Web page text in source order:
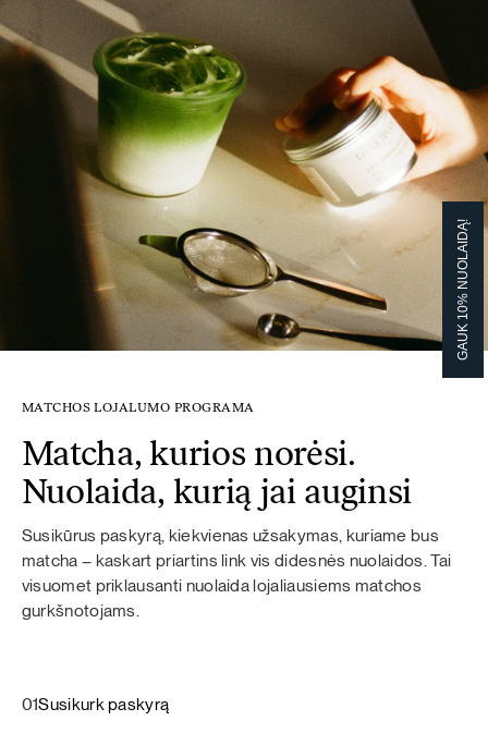
MATCHOS LOJALUMO PROGRAMA
Matcha, kurios norėsi.
Nuolaida, kurią jai auginsi
Susikūrus paskyrą, kiekvienas užsakymas, kuriame bus
matcha – kaskart priartins link vis didesnės nuolaidos. Tai
visuomet priklausanti nuolaida lojaliausiems matchos
gurkšnotojams.
01Susikurk paskyrą
GAUK 10% NUOLAIDĄ!